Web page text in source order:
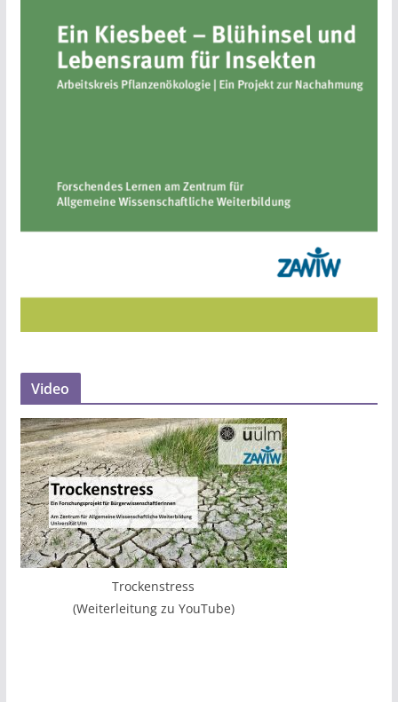
Video
Trockenstress
(Weiterleitung zu YouTube)